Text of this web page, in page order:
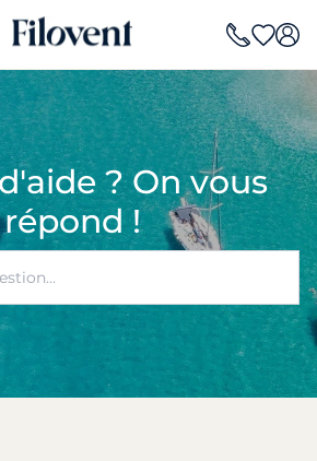
? On vous
répond !